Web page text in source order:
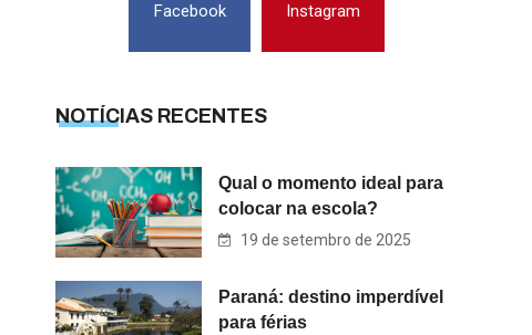
Facebook Instagram
NOTÍCIAS RECENTES
Qual o momento ideal para
colocar na escola?
19 de setembro de 2025
Paraná: destino imperdível
para férias